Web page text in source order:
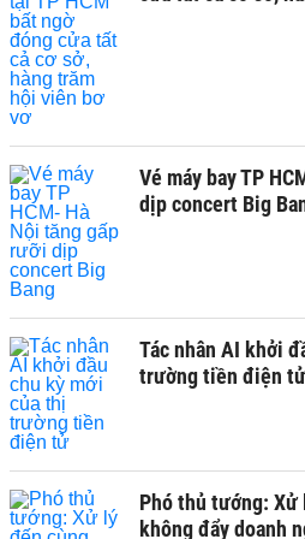
Vé máy bay TP
dịp concert Big
Tác nhân AI khởi
trường tiền điện tử
Phó thủ tướng: Xử
không đẩy doanh